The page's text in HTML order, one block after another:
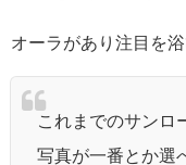
オーラがあり注目を浴
これまでのサンロ
写真が一番とか選